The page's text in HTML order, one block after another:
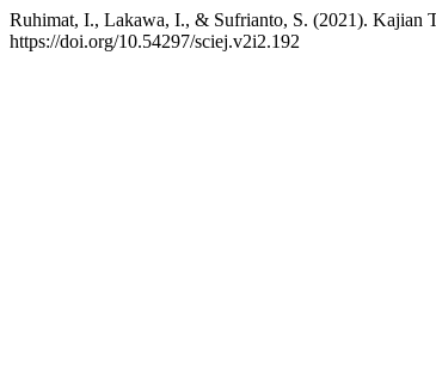
Ruhimat, I., Lakawa, I., & Sufrianto, S. (2021). Kajian
https://doi.org/10.54297/sciej.v2i2.192